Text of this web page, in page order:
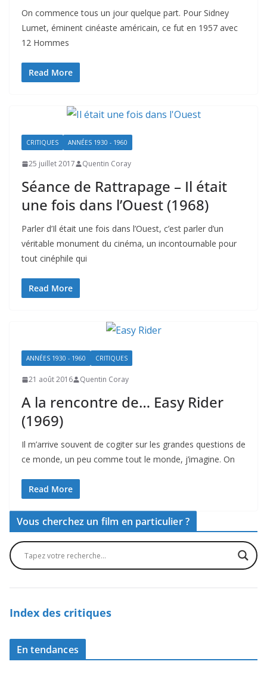
On commence tous un jour quelque part. Pour Sidney
Lumet, éminent cinéaste américain, ce fut en 1957 avec
12 Hommes
Read More
CRITIQUES ANNÉES 1930 - 1960
25 juillet 2017 Quentin Coray
Séance de Rattrapage – Il était
une fois dans l’Ouest (1968)
Parler d’Il était une fois dans l’Ouest, c’est parler d’un
véritable monument du cinéma, un incontournable pour
tout cinéphile qui
Read More
ANNÉES 1930 - 1960 CRITIQUES
21 août 2016 Quentin Coray
A la rencontre de… Easy Rider
(1969)
Il m’arrive souvent de cogiter sur les grandes questions de
ce monde, un peu comme tout le monde, j’imagine. On
Read More
Vous cherchez un film en particulier ?
Index des critiques
En tendances